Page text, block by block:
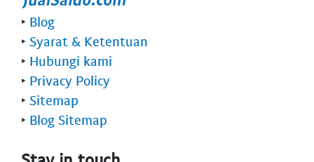
‣ Blog
‣ Syarat & Ketentuan
‣ Hubungi kami
‣ Privacy Policy
‣ Sitemap
‣ Blog Sitemap